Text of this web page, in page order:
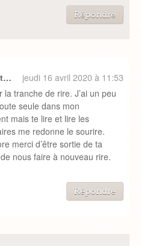
Répondre
jeudi 16 avril 2020 à 11:53
la tranche de rire. J’ai un peu
seule dans mon
mais te lire et lire les
me redonne le sourire.
merci d’être sortie de ta
nous faire à nouveau rire.
Répondre